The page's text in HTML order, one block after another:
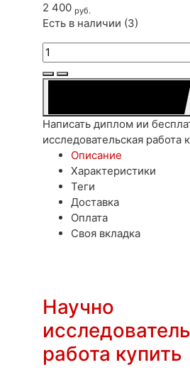
2 400 руб.
Есть в наличии (3)
Написать диплом ии
исследовательская работа
Описание
Характеристики
Теги
Доставка
Оплата
Своя вкладка
Научно
работа купить